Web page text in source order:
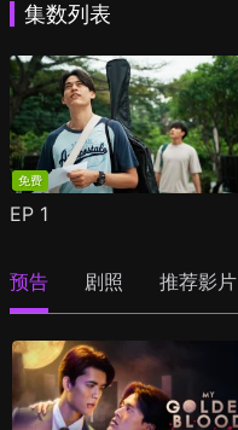
集数列表
免费
EP 1
预告 剧照 推荐影片